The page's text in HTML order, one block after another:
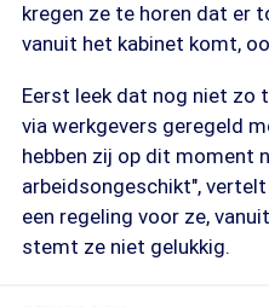
kregen ze te horen dat er
vanuit het kabinet komt,
Eerst leek dat nog niet zo
via werkgevers geregeld
hebben zij op dit moment
arbeidsongeschikt",
een regeling voor ze,
stemt ze niet gelukkig.